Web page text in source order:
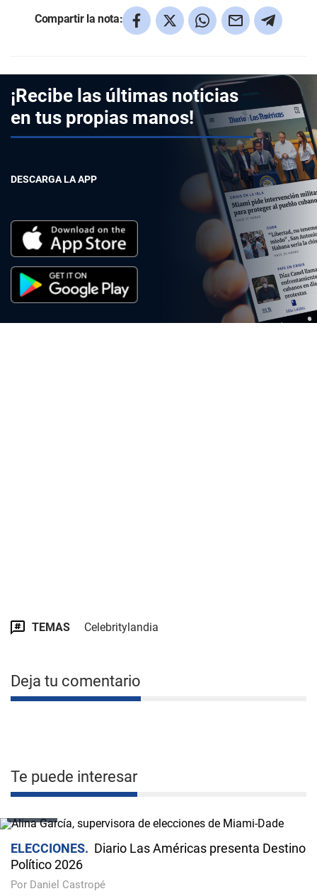
Compartir la nota:
¡Recibe las últimas noticias
en tus propias manos!
DESCARGA LA APP
TEMAS Celebritylandia
Deja tu comentario
Te puede interesar
ELECCIONES
Diario Las Américas presenta Destino
Político 2026
Por Daniel Castropé